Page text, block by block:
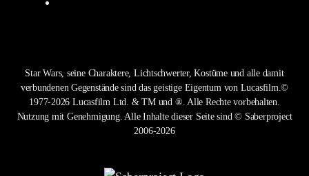
Star Wars, seine Charaktere, Lichtschwerter, Kostüme und alle damit
verbundenen Gegenstände sind das geistige Eigentum von Lucasfilm.©
1977-2026 Lucasfilm Ltd. & TM und ®. Alle Rechte vorbehalten.
Nutzung mit Genehmigung. Alle Inhalte dieser Seite sind © Saberproject
2006-2026